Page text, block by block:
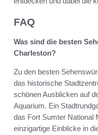
FAQ
Was sind die besten
Charleston?
Zu den besten
das historische
schönen Ausblicken auf
Aquarium. Ein
das Fort Sumter National
einzigartige Einblicke in